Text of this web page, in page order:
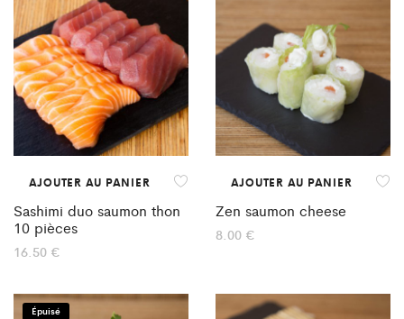
AJOUTER AU PANIER
Sashimi duo saumon thon
10 pièces
16.50 €
AJOUTER AU PANIER
Zen saumon cheese
8.00 €
Épuisé